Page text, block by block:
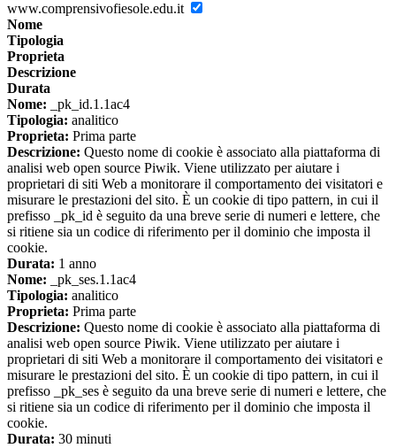
www.comprensivofiesole.edu.it
Nome
Tipologia
Proprieta
Descrizione
Durata
Nome: _pk_id.1.1ac4
Tipologia: analitico
Proprieta: Prima parte
Descrizione: Questo nome di cookie è associato alla piattaforma di
analisi web open source Piwik. Viene utilizzato per aiutare i
proprietari di siti Web a monitorare il comportamento dei visitatori e
misurare le prestazioni del sito. È un cookie di tipo pattern, in cui il
prefisso _pk_id è seguito da una breve serie di numeri e lettere, che
si ritiene sia un codice di riferimento per il dominio che imposta il
cookie.
Durata: 1 anno
Nome: _pk_ses.1.1ac4
Tipologia: analitico
Proprieta: Prima parte
Descrizione: Questo nome di cookie è associato alla piattaforma di
analisi web open source Piwik. Viene utilizzato per aiutare i
proprietari di siti Web a monitorare il comportamento dei visitatori e
misurare le prestazioni del sito. È un cookie di tipo pattern, in cui il
prefisso _pk_ses è seguito da una breve serie di numeri e lettere, che
si ritiene sia un codice di riferimento per il dominio che imposta il
cookie.
Durata: 30 minuti